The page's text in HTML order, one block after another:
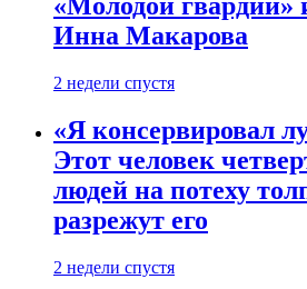
Инна Макарова
2 недели спустя
«Я консервировал
Этот человек
людей на потеху
разрежут его
2 недели спустя